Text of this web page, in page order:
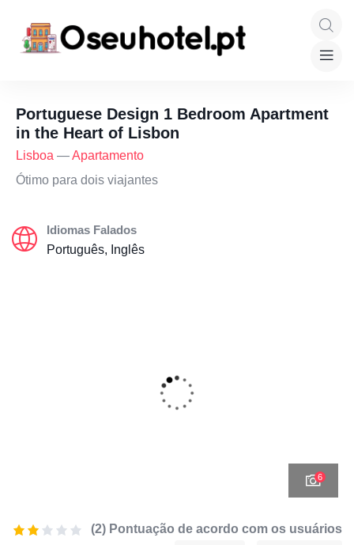
Portuguese Design 1 Bedroom Apartment
in the Heart of Lisbon
Lisboa —Apartamento
Ótimo para dois viajantes
Idiomas Falados
Português, Inglês
6
(2) Pontuação de acordo com os usuários